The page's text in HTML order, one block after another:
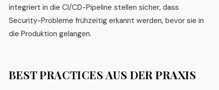
integriert in die CI/CD-Pipeline stellen sicher, dass
Security-Probleme frühzeitig erkannt werden, bevor sie in
die Produktion gelangen.
BEST PRACTICES AUS DER PRAXIS